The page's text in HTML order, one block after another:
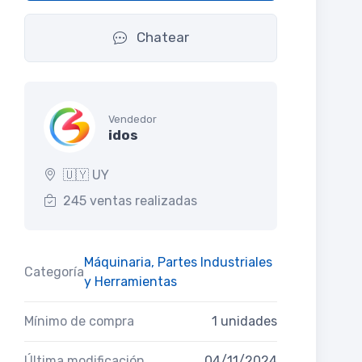
Chatear
Vendedor
idos
🇺🇾 UY
245 ventas realizadas
Categoría
Máquinaria, Partes Industriales
y Herramientas
Mínimo de compra 1 unidades